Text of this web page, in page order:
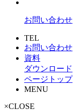
お問い合わせ
TEL
お問い合わせ
資料
ダウンロード
ページトップ
MENU
×CLOSE